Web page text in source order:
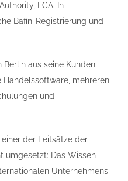
FCA. In
Bafin-Registrierung und
Berlin aus seine Kunden
mehreren
und
einer der Leitsätze der
umgesetzt: Das Wissen
Unternehmens